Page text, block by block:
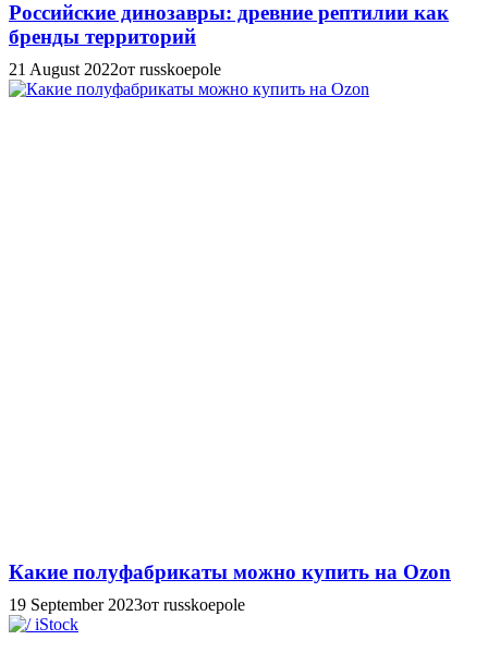
Российские динозавры: древние рептилии как
бренды территорий
21 August 2022от russkoepole
Какие полуфабрикаты можно купить на Ozon
19 September 2023от russkoepole